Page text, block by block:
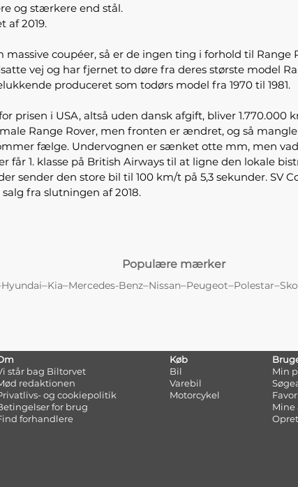
og stærkere end stål.
af 2019.
massive coupéer, så er de ingen ting i forhold til
vej og har fjernet to døre fra deres største model
produceret som todørs model fra 1970 til 1981.
prisen i USA, altså uden dansk afgift, bliver
Range Rover, men fronten er ændret, og så
fælge. Undervognen er sænket otte mm, men
1. klasse på British Airways til at ligne den lokale
sender den store bil til 100 km/t på 5,3 sekunder. SV
fra slutningen af 2018.
Populære mærker
Hyundai–Kia–Mercedes-Benz–Nissan–Peugeot–Polestar–
står bag Biltorvet
redaktionen
og cookiepolitik
for brug
forhandlere
Køb
Bil
Varebil
Motorcykel
Min
Mine